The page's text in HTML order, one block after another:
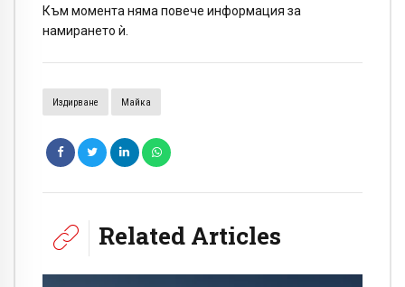
Към момента няма повече информация за
намирането ѝ.
Издирване Майка
Related Articles